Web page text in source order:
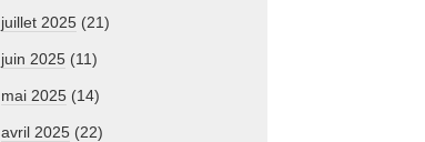
juillet 2025 (21)
juin 2025 (11)
mai 2025 (14)
avril 2025 (22)